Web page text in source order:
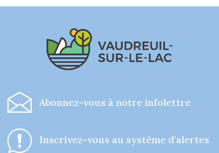
Abonnez-vous à notre infolettre
Inscrivez-vous au système d'alertes